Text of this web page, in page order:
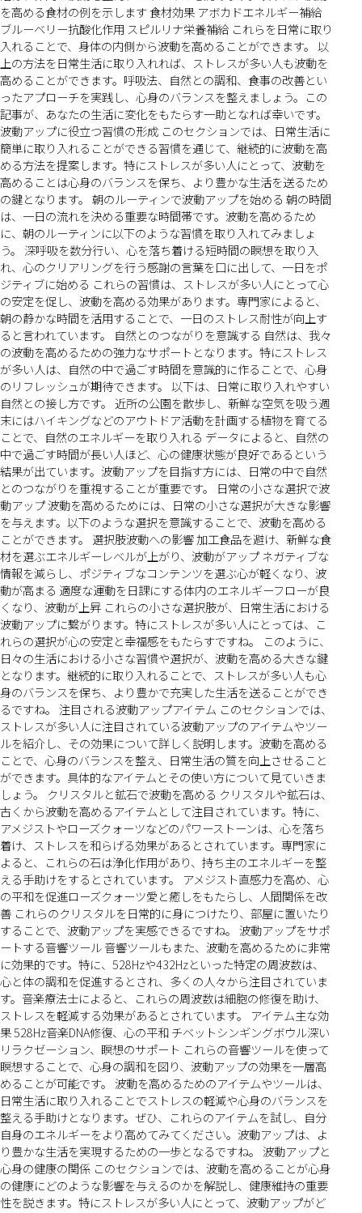
を高める食材の例を示します 食材効果 アボカドエネルギー補給
ブルーベリー抗酸化作用 スピルリナ栄養補給 これらを日常に取り
入れることで、身体の内側から波動を高めることができます。 以
上の方法を日常生活に取り入れれば、ストレスが多い人も波動を
高めることができます。呼吸法、自然との調和、食事の改善とい
ったアプローチを実践し、心身のバランスを整えましょう。この
記事が、あなたの生活に変化をもたらす一助となれば幸いです。
波動アップに役立つ習慣の形成 このセクションでは、日常生活に
簡単に取り入れることができる習慣を通じて、継続的に波動を高
める方法を提案します。特にストレスが多い人にとって、波動を
高めることは心身のバランスを保ち、より豊かな生活を送るため
の鍵となります。 朝のルーティンで波動アップを始める 朝の時間
は、一日の流れを決める重要な時間帯です。波動を高めるため
に、朝のルーティンに以下のような習慣を取り入れてみましょ
う。 深呼吸を数分行い、心を落ち着ける短時間の瞑想を取り入
れ、心のクリアリングを行う感謝の言葉を口に出して、一日をポ
ジティブに始める これらの習慣は、ストレスが多い人にとって心
の安定を促し、波動を高める効果があります。専門家によると、
朝の静かな時間を活用することで、一日のストレス耐性が向上す
ると言われています。 自然とのつながりを意識する 自然は、我々
の波動を高めるための強力なサポートとなります。特にストレス
が多い人は、自然の中で過ごす時間を意識的に作ることで、心身
のリフレッシュが期待できます。 以下は、日常に取り入れやすい
自然との接し方です。 近所の公園を散歩し、新鮮な空気を吸う週
末にはハイキングなどのアウトドア活動を計画する植物を育てる
ことで、自然のエネルギーを取り入れる データによると、自然の
中で過ごす時間が長い人ほど、心の健康状態が良好であるという
結果が出ています。波動アップを目指す方には、日常の中で自然
とのつながりを重視することが重要です。 日常の小さな選択で波
動アップ 波動を高めるためには、日常の小さな選択が大きな影響
を与えます。以下のような選択を意識することで、波動を高める
ことができます。 選択肢波動への影響 加工食品を避け、新鮮な食
材を選ぶエネルギーレベルが上がり、波動がアップ ネガティブな
情報を減らし、ポジティブなコンテンツを選ぶ心が軽くなり、波
動が高まる 適度な運動を日課にする体内のエネルギーフローが良
くなり、波動が上昇 これらの小さな選択肢が、日常生活における
波動アップに繋がります。特にストレスが多い人にとっては、こ
れらの選択が心の安定と幸福感をもたらすですね。 このように、
日々の生活における小さな習慣や選択が、波動を高める大きな鍵
となります。継続的に取り入れることで、ストレスが多い人も心
身のバランスを保ち、より豊かで充実した生活を送ることができ
るですね。 注目される波動アップアイテム このセクションでは、
ストレスが多い人に注目されている波動アップのアイテムやツー
ルを紹介し、その効果について詳しく説明します。波動を高める
ことで、心身のバランスを整え、日常生活の質を向上させること
ができます。具体的なアイテムとその使い方について見ていきま
しょう。 クリスタルと鉱石で波動を高める クリスタルや鉱石は、
古くから波動を高めるアイテムとして注目されています。特に、
アメジストやローズクォーツなどのパワーストーンは、心を落ち
着け、ストレスを和らげる効果があるとされています。専門家に
よると、これらの石は浄化作用があり、持ち主のエネルギーを整
える手助けをするとされています。 アメジスト直感力を高め、心
の平和を促進ローズクォーツ愛と癒しをもたらし、人間関係を改
善 これらのクリスタルを日常的に身につけたり、部屋に置いたり
することで、波動アップを実感できるですね。 波動アップをサポ
ートする音響ツール 音響ツールもまた、波動を高めるために非常
に効果的です。特に、528Hzや432Hzといった特定の周波数は、
心と体の調和を促進するとされ、多くの人々から注目されていま
す。音楽療法士によると、これらの周波数は細胞の修復を助け、
ストレスを軽減する効果があるとされています。 アイテム主な効
果 528Hz音楽DNA修復、心の平和 チベットシンギングボウル深い
リラクゼーション、瞑想のサポート これらの音響ツールを使って
瞑想することで、心身の調和を図り、波動アップの効果を一層高
めることが可能です。 波動を高めるためのアイテムやツールは、
日常生活に取り入れることでストレスの軽減や心身のバランスを
整える手助けとなります。ぜひ、これらのアイテムを試し、自分
自身のエネルギーをより高めてみてください。波動アップは、よ
り豊かな生活を実現するための一歩となるですね。 波動アップと
心身の健康の関係 このセクションでは、波動を高めることが心身
の健康にどのような影響を与えるのかを解説し、健康維持の重要
性を説きます。特にストレスが多い人にとって、波動アップがど